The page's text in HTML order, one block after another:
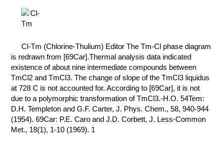
ХИМИЯ НА
ПРОИЗВОДСТВЕ
И ХИМИЧЕСКАЯ
ТЕХНОЛОГИЯ
КОНТАКТЫ
Cl-Tm (Chlorine-Thulium) Editor The Tm-Cl phase diagram
is redrawn from [69Car].Thermal analysis data indicated
existence of about nine intermediate compounds between
TmCl2 and TmCl3. The change of slope of the TmCl3 liquidus
at 728 C is not accounted for. According to [69Car], it is not
due to a polymorphic transformation of TmCl3.-H.O. 54Tem:
D.H. Templeton and G.F. Carter, J. Phys. Chem., 58, 940-944
(1954). 69Car: P.E. Caro and J.D. Corbett, J. Less-Common
Met., 18(1), 1-10 (1969). 1